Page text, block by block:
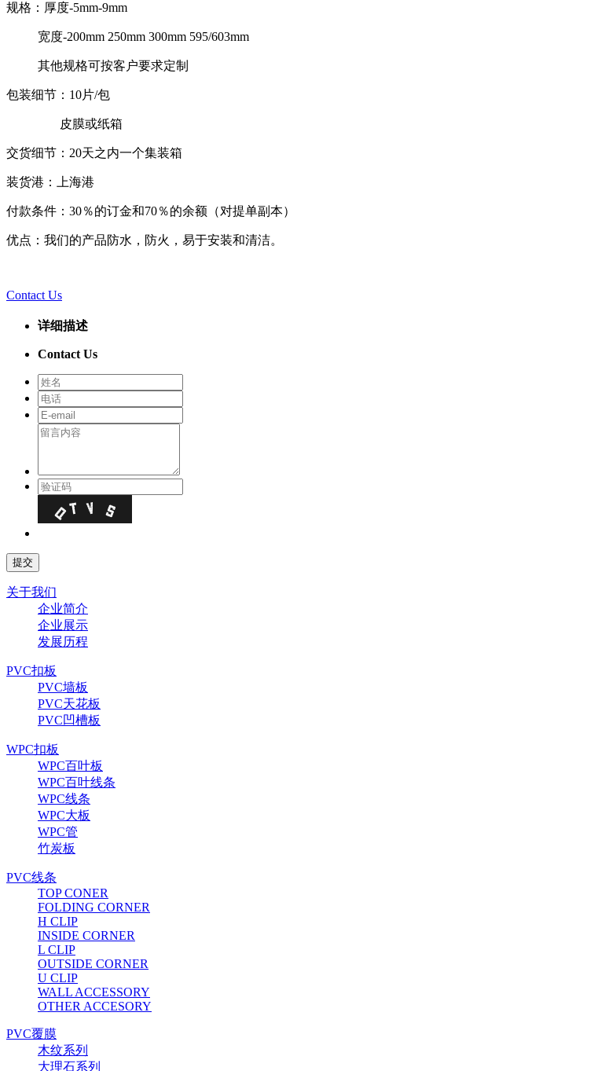
规格：厚度-5mm-9mm
宽度-200mm 250mm 300mm 595/603mm
其他规格可按客户要求定制
包装细节：10片/包
皮膜或纸箱
交货细节：20天之内一个集装箱
装货港：上海港
付款条件：30％的订金和70％的余额（对提单副本）
优点：我们的产品防水，防火，易于安装和清洁。
Contact Us
详细描述
Contact Us
关于我们
企业简介
企业展示
发展历程
PVC扣板
PVC墙板
PVC天花板
PVC凹槽板
WPC扣板
WPC百叶板
WPC百叶线条
WPC线条
WPC大板
WPC管
竹炭板
PVC线条
TOP CONER
FOLDING CORNER
H CLIP
INSIDE CORNER
L CLIP
OUTSIDE CORNER
U CLIP
WALL ACCESSORY
OTHER ACCESORY
PVC覆膜
木纹系列
大理石系列